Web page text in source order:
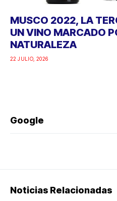
MUSCO 2022, LA
UN VINO MARCADO
NATURALEZA
22 JULIO, 2026
Google
Noticias Relacionadas